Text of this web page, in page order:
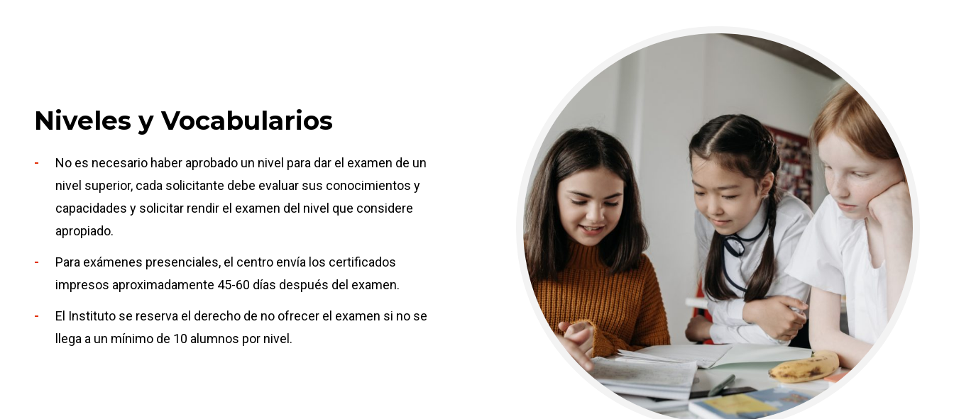
Niveles y Vocabularios
No es necesario haber aprobado un nivel para dar el examen de un
nivel superior, cada solicitante debe evaluar sus conocimientos y
capacidades y solicitar rendir el examen del nivel que considere
apropiado.
Para exámenes presenciales, el centro envía los certificados
impresos aproximadamente 45-60 días después del examen.
El Instituto se reserva el derecho de no ofrecer el examen si no se
llega a un mínimo de 10 alumnos por nivel.